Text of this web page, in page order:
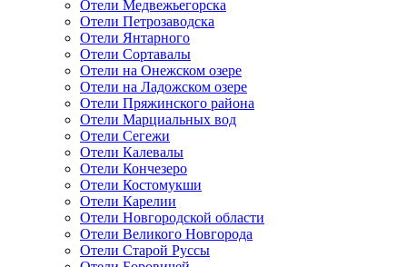
Отели Медвежьегорска
Отели Петрозаводска
Отели Янтарного
Отели Сортавалы
Отели на Онежском озере
Отели на Ладожском озере
Отели Пряжинского района
Отели Марциальных вод
Отели Сегежи
Отели Калевалы
Отели Кончезеро
Отели Костомукши
Отели Карелии
Отели Новгородской области
Отели Великого Новгорода
Отели Старой Руссы